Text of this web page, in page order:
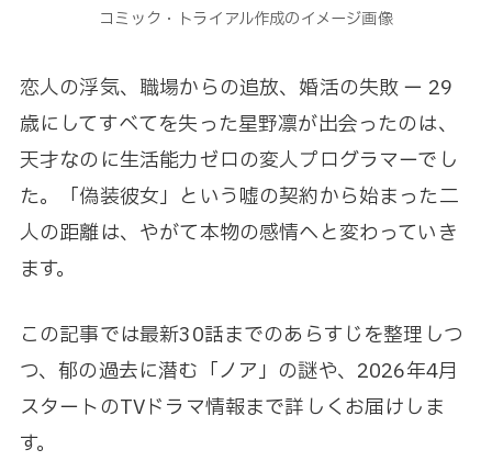
コミック・トライアル作成のイメージ画像
恋人の浮気、職場からの追放、婚活の失敗 ー 29
歳にしてすべてを失った星野凛が出会ったのは、
天才なのに生活能力ゼロの変人プログラマーでし
た。「偽装彼女」という嘘の契約から始まった二
人の距離は、やがて本物の感情へと変わっていき
ます。
この記事では最新30話までのあらすじを整理しつ
つ、郁の過去に潜む「ノア」の謎や、2026年4月
スタートのTVドラマ情報まで詳しくお届けしま
す。